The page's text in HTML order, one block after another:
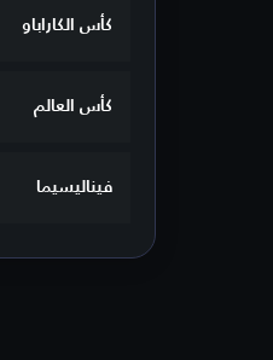
كأس الكاراباو
كأس العالم
فيناليسيما